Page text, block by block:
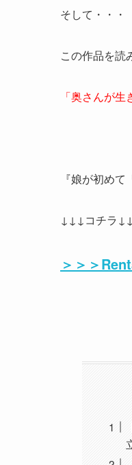
そして・・・
この作品を読
「奥さんが生
『娘が初め
↓↓↓コチラ
＞＞＞